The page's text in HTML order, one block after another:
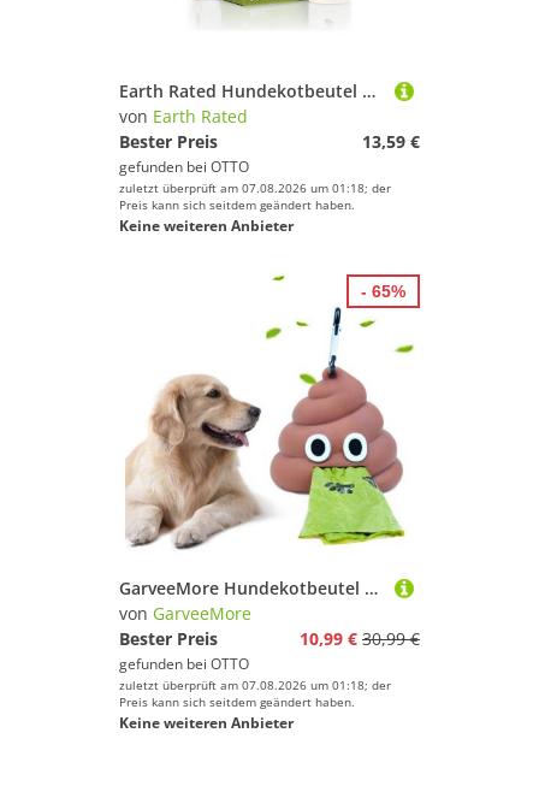
Earth Rated Hundekotbeutel Kotbeutel Nachfüllrollen kompostierbar, ohne Duft, 60 Beutel
von Earth Rated
Bester Preis
13,59 €
gefunden bei OTTO
zuletzt überprüft am 07.08.2026 um 01:18; der
Preis kann sich seitdem geändert haben.
Keine weiteren Anbieter
GarveeMore Hundekotbeutel PVC Hundekotbeutelspender Weiche Aufbewahrungsbox für Kotbeutel, Perfekt für Hunde und Katzen, Tragbar für unterwegs
von GarveeMore
Bester Preis
10,99 € 30,99 €
gefunden bei OTTO
zuletzt überprüft am 07.08.2026 um 01:18; der
Preis kann sich seitdem geändert haben.
Keine weiteren Anbieter
- 65%